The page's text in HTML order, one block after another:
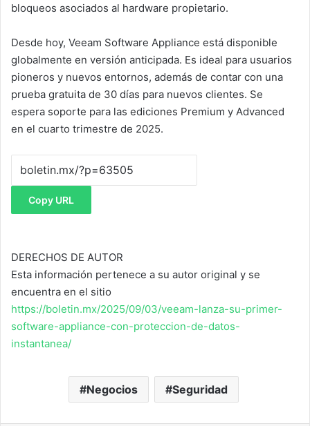
bloqueos asociados al hardware propietario.
Desde hoy, Veeam Software Appliance está disponible
globalmente en versión anticipada. Es ideal para usuarios
pioneros y nuevos entornos, además de contar con una
prueba gratuita de 30 días para nuevos clientes. Se
espera soporte para las ediciones Premium y Advanced
en el cuarto trimestre de 2025.
Copy URL
DERECHOS DE AUTOR
Esta información pertenece a su autor original y se
encuentra en el sitio
https://boletin.mx/2025/09/03/veeam-lanza-su-primer-
software-appliance-con-proteccion-de-datos-
instantanea/
Negocios Seguridad